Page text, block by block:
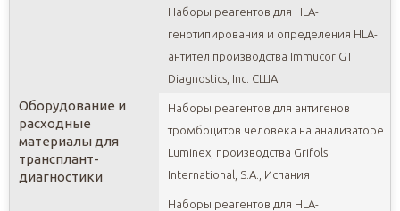
Оборудование и
расходные
материалы для
трансплант-
диагностики
Наборы реагентов для HLA-
генотипирования и определения HLA-
антител производства Immucor GTI
Diagnostics, Inc. США
Наборы реагентов для антигенов
тромбоцитов человека на анализаторе
Luminex, производства Grifols
International, S.A., Испания
Наборы реагентов для HLA-